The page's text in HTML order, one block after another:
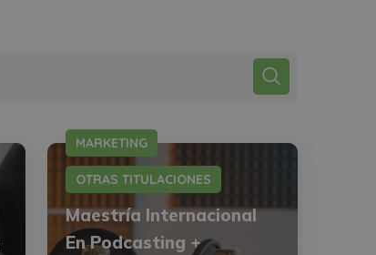
MARKETING
OTRAS TITULACIONES
Maestría Internacional
En Podcasting +